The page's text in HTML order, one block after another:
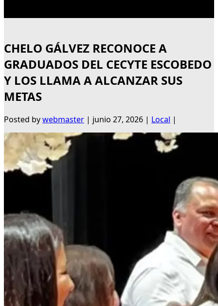
CHELO GÁLVEZ RECONOCE A
GRADUADOS DEL CECYTE ESCOBEDO
Y LOS LLAMA A ALCANZAR SUS
METAS
Posted bywebmaster | junio 27, 2026 | Local |